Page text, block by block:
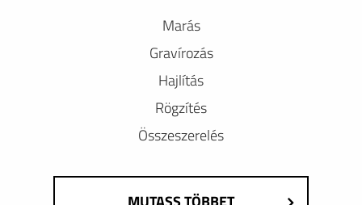
Marás
Gravírozás
Hajlítás
Rögzítés
Összeszerelés